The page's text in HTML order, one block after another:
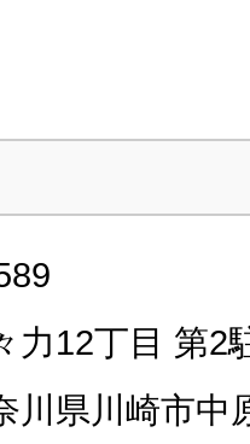
力12丁目 第2
川県川崎市中